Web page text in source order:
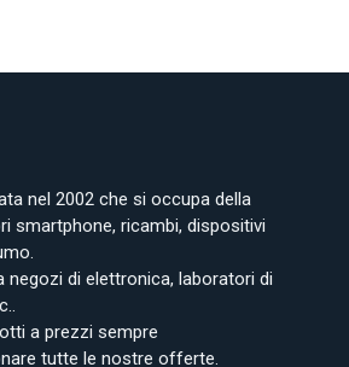
nel 2002 che si occupa della
smartphone, ricambi, dispositivi
di elettronica, laboratori di
a prezzi sempre
tutte le nostre offerte.